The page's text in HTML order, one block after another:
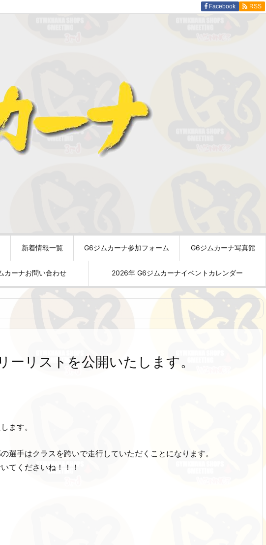
新着情報一覧 G6ジムカーナ参加フォーム G6ジムカーナ写真館
カーナお問い合わせ 2026年 G6ジムカーナイベントカレンダー
Facebook RSS
リストを公開いたします。
ます。
選手はクラスを跨いで走行していただくことになります。
てくださいね！！！